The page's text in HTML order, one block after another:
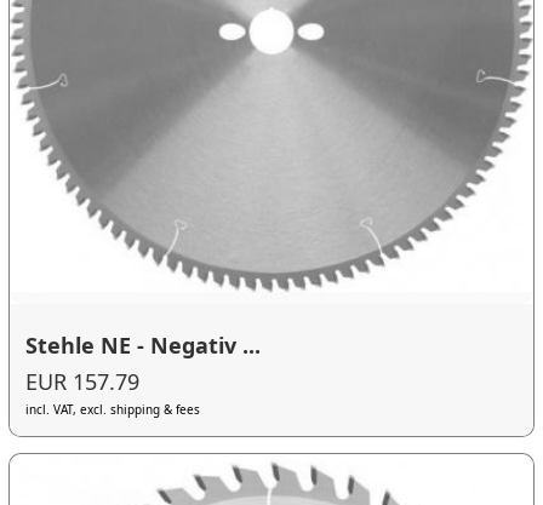
Stehle NE - Negativ ...
EUR 157.79
incl. VAT, excl. shipping & fees